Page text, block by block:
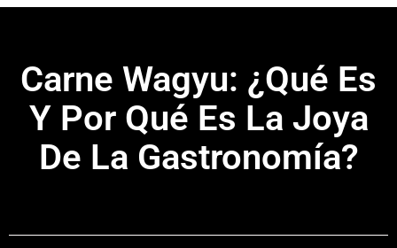
Carne Wagyu: ¿Qué Es
Y Por Qué Es La Joya
De La Gastronomía?